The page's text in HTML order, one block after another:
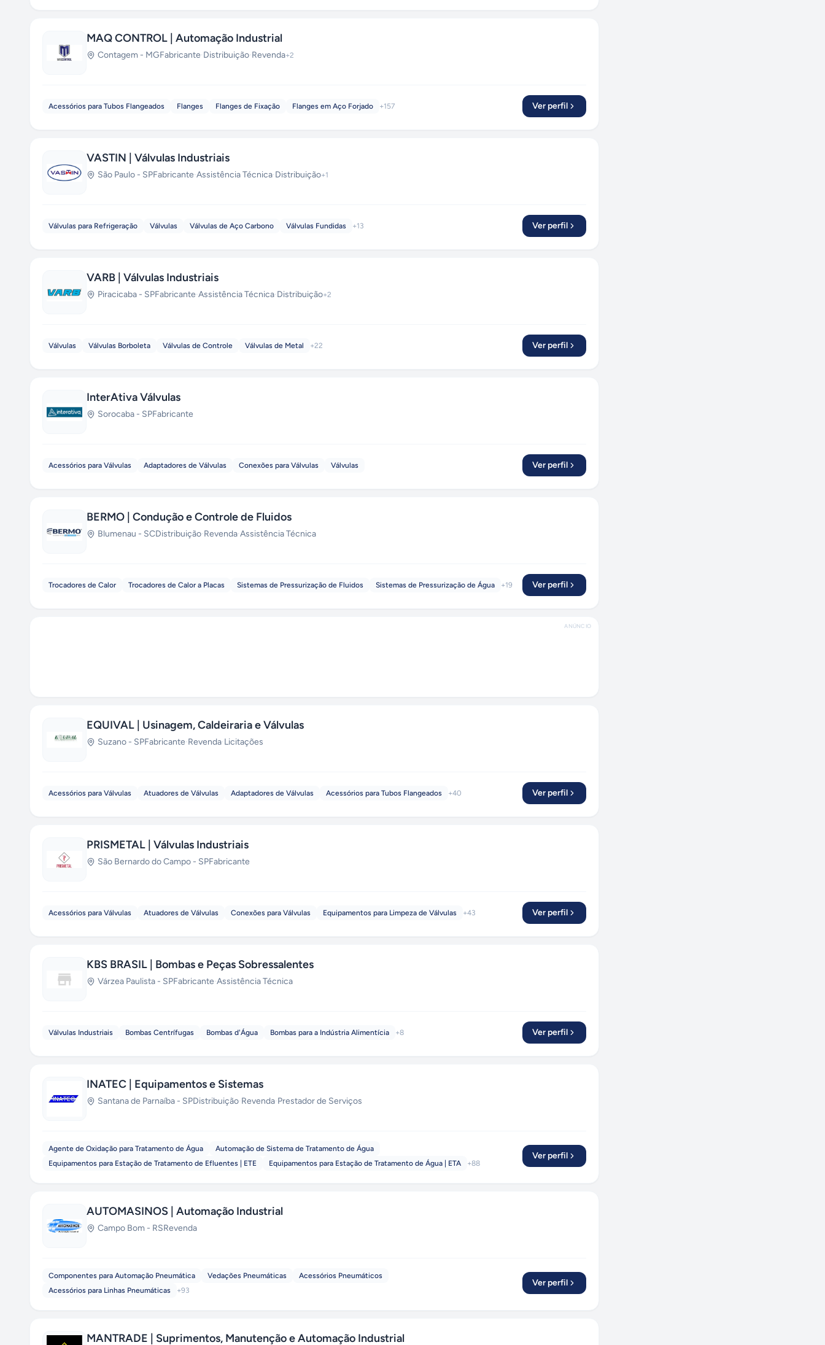
MAQ CONTROL | Automação Industrial
Contagem - MGFabricante·Distribuição·Revenda+2
Acessórios para Tubos Flangeados Flanges Flanges de Fixação Flanges em Aço Forjado +157 Ver perfil
VASTIN | Válvulas Industriais
São Paulo - SPFabricante·Assistência Técnica·Distribuição+1
Válvulas para Refrigeração Válvulas Válvulas de Aço Carbono Válvulas Fundidas +13 Ver perfil
VARB | Válvulas Industriais
Piracicaba - SPFabricante·Assistência Técnica·Distribuição+2
Válvulas Válvulas Borboleta Válvulas de Controle Válvulas de Metal +22 Ver perfil
InterAtiva Válvulas
Sorocaba - SPFabricante
Acessórios para Válvulas Adaptadores de Válvulas Conexões para Válvulas Válvulas Ver perfil
BERMO | Condução e Controle de Fluidos
Blumenau - SCDistribuição·Revenda·Assistência Técnica
Trocadores de Calor Trocadores de Calor a Placas Sistemas de Pressurização de Fluidos Sistemas de Pressurização de Água +19 Ver perfil
ANÚNCIO
EQUIVAL | Usinagem, Caldeiraria e Válvulas
Suzano - SPFabricante·Revenda·Licitações
Acessórios para Válvulas Atuadores de Válvulas Adaptadores de Válvulas Acessórios para Tubos Flangeados +40 Ver perfil
PRISMETAL | Válvulas Industriais
São Bernardo do Campo - SPFabricante
Acessórios para Válvulas Atuadores de Válvulas Conexões para Válvulas Equipamentos para Limpeza de Válvulas +43 Ver perfil
KBS BRASIL | Bombas e Peças Sobressalentes
Várzea Paulista - SPFabricante·Assistência Técnica
Válvulas Industriais Bombas Centrífugas Bombas d'Água Bombas para a Indústria Alimentícia +8 Ver perfil
INATEC | Equipamentos e Sistemas
Santana de Parnaíba - SPDistribuição·Revenda·Prestador de Serviços
Agente de Oxidação para Tratamento de Água
Automação de Sistema de Tratamento de Água
Equipamentos para Estação de Tratamento de Efluentes | ETE
Equipamentos para Estação de Tratamento de Água | ETA +88
Ver perfil
AUTOMASINOS | Automação Industrial
Campo Bom - RSRevenda
Componentes para Automação Pneumática Vedações Pneumáticas
Acessórios Pneumáticos
Acessórios para Linhas Pneumáticas
+93
Ver perfil
MANTRADE | Suprimentos, Manutenção e Automação Industrial